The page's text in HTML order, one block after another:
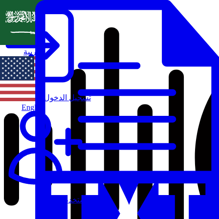
تسجيل الدخول
مستخدم جديد
العربية
English